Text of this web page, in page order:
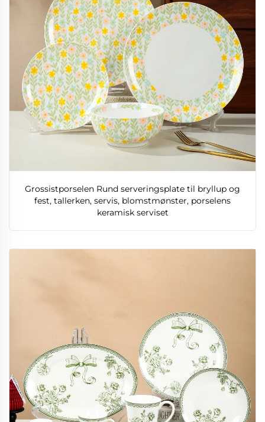
Grossistporselen Rund serveringsplate til bryllup og
fest, tallerken, servis, blomstmønster, porselens
keramisk serviset